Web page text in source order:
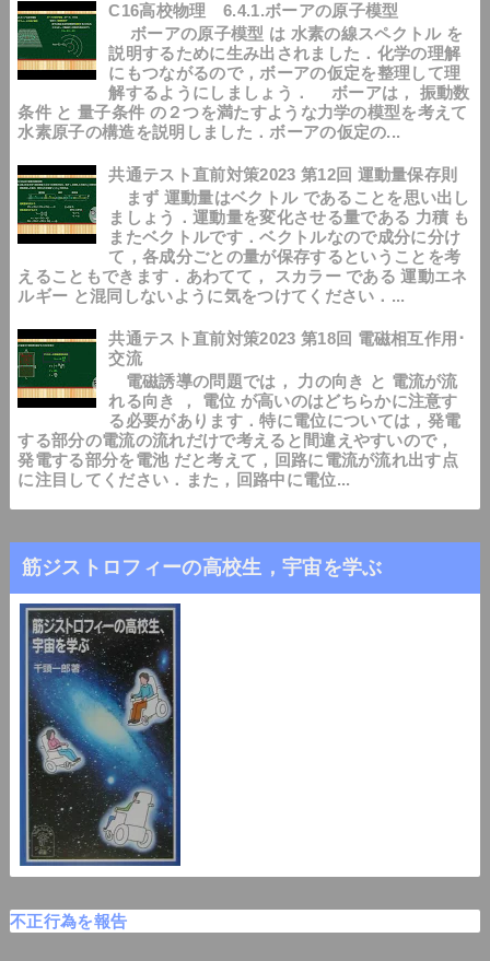
C16高校物理 6.4.1.ボーアの原子模型
ボーアの原子模型 は 水素の線スペクトル を
説明するために生み出されました．化学の理解
にもつながるので，ボーアの仮定を整理して理
解するようにしましょう． ボーアは， 振動数
条件 と 量子条件 の２つを満たすような力学の模型を考えて
水素原子の構造を説明しました．ボーアの仮定の...
共通テスト直前対策2023 第12回 運動量保存則
まず 運動量はベクトル であることを思い出し
ましょう．運動量を変化させる量である 力積 も
またベクトルです．ベクトルなので成分に分け
て，各成分ごとの量が保存するということを考
えることもできます．あわてて， スカラー である 運動エネ
ルギー と混同しないように気をつけてください．...
共通テスト直前対策2023 第18回 電磁相互作用･
交流
電磁誘導の問題では， 力の向き と 電流が流
れる向き ， 電位 が高いのはどちらかに注意す
る必要があります．特に電位については，発電
する部分の電流の流れだけで考えると間違えやすいので，
発電する部分を電池 だと考えて，回路に電流が流れ出す点
に注目してください．また，回路中に電位...
筋ジストロフィーの高校生，宇宙を学ぶ
不正行為を報告